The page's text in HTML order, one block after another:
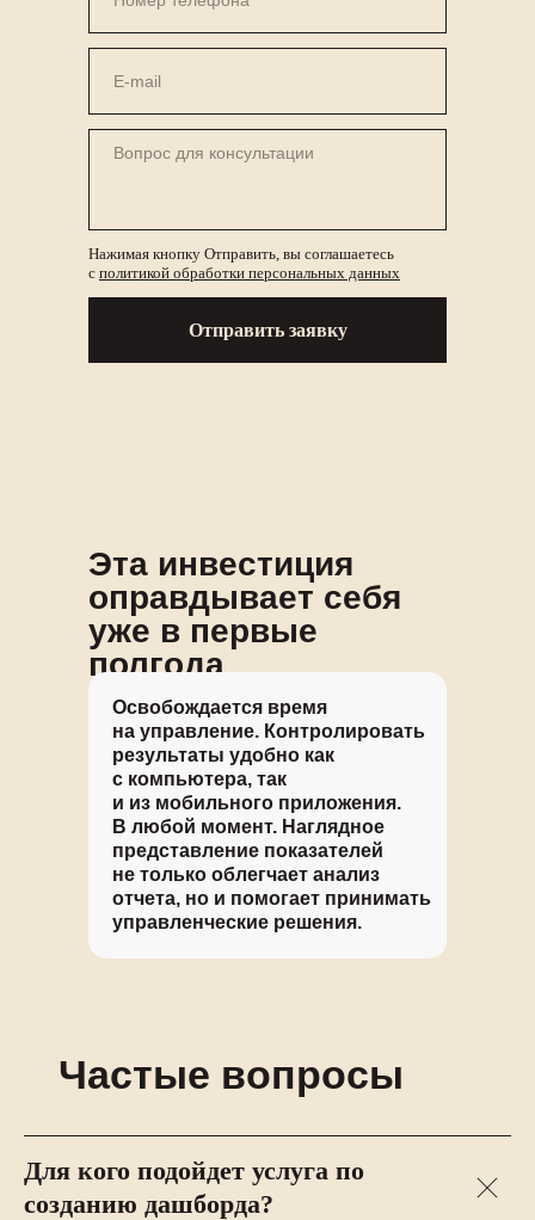
Нажимая кнопку Отправить, вы соглашаетесь
с политикой обработки персональных данных
Отправить заявку
Эта инвестиция
оправдывает себя
уже в первые
полгода
Освобождается время
на управление. Контролировать
результаты удобно как
с компьютера, так
и из мобильного приложения.
В любой момент. Наглядное
представление показателей
не только облегчает анализ
отчета, но и помогает принимать
управленческие решения.
Частые вопросы
Для кого подойдет услуга по
созданию дашборда?